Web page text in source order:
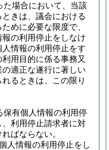
た場合において、当該
きは、議会における
めに必要な限度で、
の利用停止をしなけ
情報の利用停止をす
用目的に係る事務又
適正な遂行に著しい
るときは、この限り
保有個人情報の利用停
利用停止請求者に対
ばならない。
人情報の利用停止をし